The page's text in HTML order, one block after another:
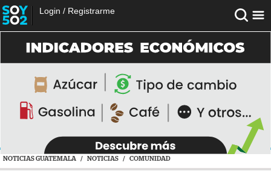
Login / Registrarme
NOTICIAS GUATEMALA / NOTICIAS / COMUNIDAD